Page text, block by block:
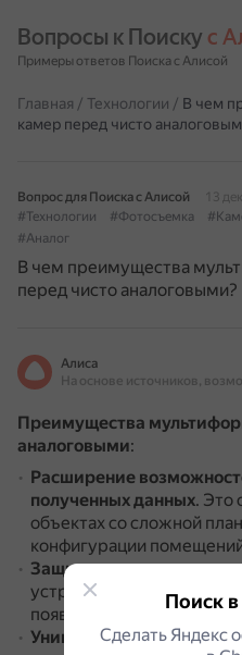
Вопросы к Поиску с
Примеры ответов Поиска с Алисой
Главная / Технологии / В чем
камер перед чисто
Вопрос для Поиска с Алисой
13
#Технологии
#Фотосъемка
#Аналог
В чем преимущества
перед чисто аналоговыми?
Алиса
Преимущества
аналоговыми:
Расширение
полученных данных. Это
объектах со сложной
конфигурации
Защита от
устройства лучше
появления помех.
Универсальность.Можно
Поиск
Сделать Яндекс